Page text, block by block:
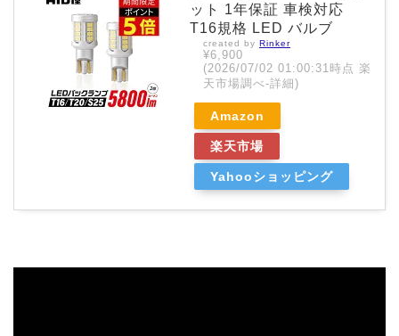
ット 1年保証 車検対応
T16規格 LED バルブ
created by Rinker
¥6,900
(2026/07/02 01:00:31時点 楽
天市場調べ-詳細)
Amazon
楽天市場
Yahooショッピング